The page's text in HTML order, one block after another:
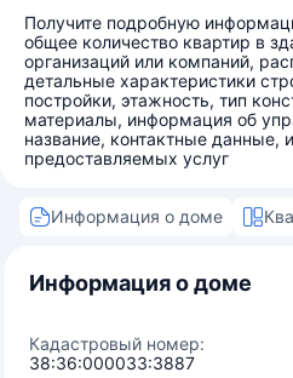
Получите подробную
общее количество квартир в
организаций или компаний,
детальные характеристики
постройки, этажность, тип
материалы, информация об
название, контактные данные,
предоставляемых услуг
Информация о доме
Информация о доме
Кадастровый номер:
38:36:000033:3887